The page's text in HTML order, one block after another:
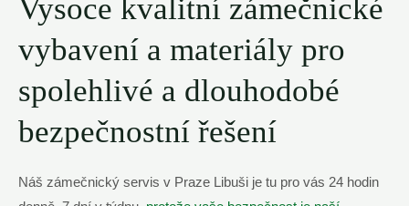
Vysoce kvalitní zámečnické
vybavení a materiály ⁢pro‍
spolehlivé a dlouhodobé⁢
bezpečnostní řešení
Náš zámečnický servis v Praze ​Libuši je tu pro vás 24 hodin